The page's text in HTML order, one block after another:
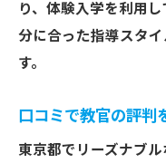
り、体験入学を利用
分に合った指導スタ
す。
口コミで教官の評判
東京都でリーズナブ